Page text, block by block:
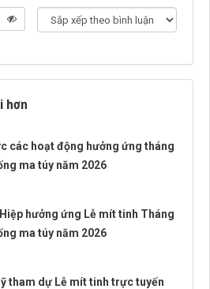
hơn
các hoạt động hưởng ứng tháng
ma túy năm 2026
hưởng ứng Lễ mít tinh Tháng
ma túy năm 2026
tham dự Lễ mít tinh trực tuyến